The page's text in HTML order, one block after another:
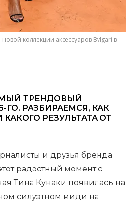
коллекции аксессуаров Bvlgari в
ТРЕНДОВЫЙ
ГО. РАЗБИРАЕМСЯ, КАК
РЕЗУЛЬТАТА ОТ
и друзья бренда
радостный момент с
Тина Кунаки появилась на
силуэтном миди на